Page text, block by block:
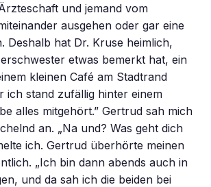
und jemand vom
ausgehen oder gar eine
Deshalb hat Dr. Kruse heimlich,
etwas bemerkt hat, ein
kleinen Café am Stadtrand
ich stand zufällig hinter einem
alles mitgehört.” Gertrud sah mich
an. „Na und? Was geht dich
ich. Gertrud überhörte meinen
„Ich bin dann abends auch in
und da sah ich die beiden bei